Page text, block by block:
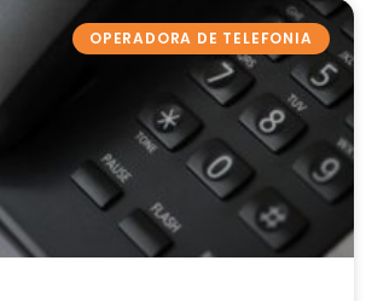
OPERADORA DE TELEFONIA